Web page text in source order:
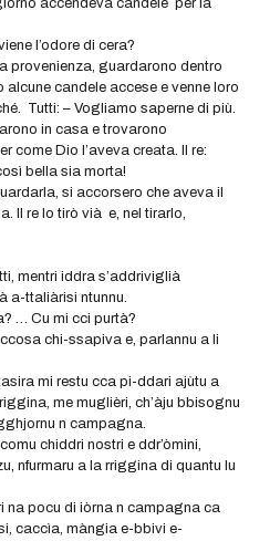
accendeva candele per la
l’odore di cera?
provenienza, guardarono dentro
candele accese e venne loro
Tutti: – Vogliamo saperne di più.
in casa e trovarono
come Dio l’aveva creata. Il re:
bella sia morta!
si accorsero che aveva il
Il re lo tirò vià e, nel tirarlo,
mentri iddra s’addriviglià
a-ttaliàrisi ntunnu.
… Cu mi cci purtà?
chi-ssapiva e, parlannu a li
mi restu cca pi-ddari ajùtu a
me muglièri, ch’àju bbisognu
n campagna.
chiddri nostri e ddr’òmini,
nfurmaru a la rriggina di quantu lu
pocu di iòrna n campagna ca
caccìa, màngia e-bbivi e-